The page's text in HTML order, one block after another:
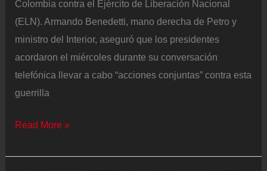
Colombia contra el Ejército de Liberación Nacional
(ELN). Armando Benedetti, mano derecha de Petro y
ministro del Interior, aseguró que los presidentes
acordaron el miércoles durante su conversación
telefónica llevar a cabo “acciones conjuntas” contra esta
guerrilla
Gustavo
busca
Read More »